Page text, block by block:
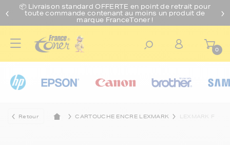
📦 Livraison standard OFFERTE en point de retrait pour
toute commande contenant au moins un produit de
marque FranceToner !
0
Retour CARTOUCHE ENCRE LEXMARK LEXMARK F